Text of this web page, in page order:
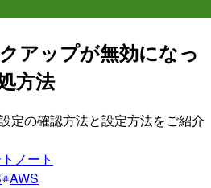
アップが無効になっ
方法
定の確認方法と設定方法をご紹介
ノート
AWS